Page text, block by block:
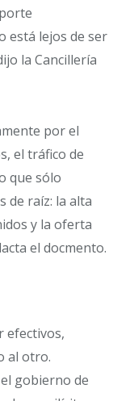
está lejos de ser
la Cancillería
por el
el tráfico de
que sólo
de raíz: la alta
y la oferta
el docmento.
efectivos,
al otro.
gobierno de